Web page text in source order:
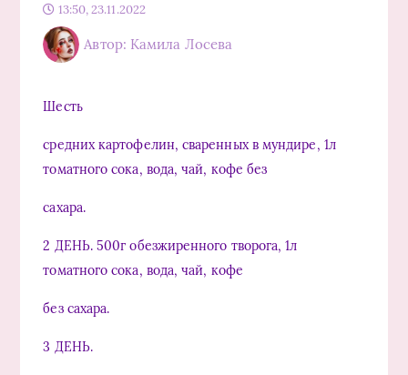
13:50, 23.11.2022
Автор: Камила Лосева
Шесть
средних картофелин, сваренных в мундире, 1л
томатного сока, вода, чай, кофе без
сахара.
2 ДЕНЬ. 500г обезжиренного творога, 1л
томатного сока, вода, чай, кофе
без сахара.
3 ДЕНЬ.